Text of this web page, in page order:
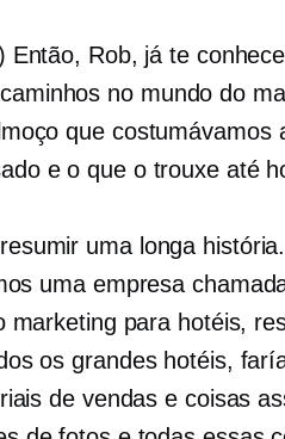
Então, Rob, já te
no mundo do
que costumávamos
e o que o trouxe até
uma longa
uma empresa
marketing para hotéis,
os grandes hotéis,
de vendas e coisas